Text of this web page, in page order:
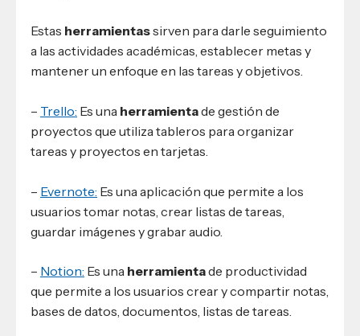
Estas herramientassirven para darle seguimiento
a las actividades académicas, establecer metas y
mantener un enfoque en las tareas y objetivos.
– Trello: Es una herramientade gestión de
proyectos que utiliza tableros para organizar
tareas y proyectos en tarjetas.
– Evernote: Es una aplicación que permite a los
usuarios tomar notas, crear listas de tareas,
guardar imágenes y grabar audio.
– Notion: Es una herramientade productividad
que permite a los usuarios crear y compartir notas,
bases de datos, documentos, listas de tareas.